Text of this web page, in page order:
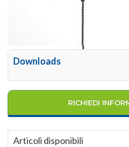
Downloads
RICHIEDI
Articoli disponibili